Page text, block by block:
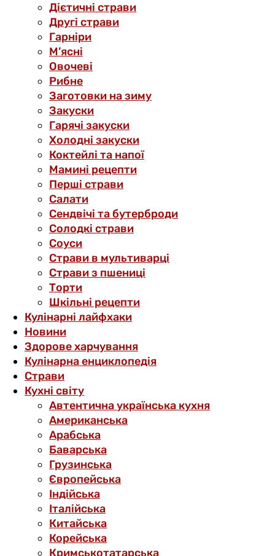
Дієтичні страви
Другі страви
Гарніри
М’ясні
Овочеві
Рибне
Заготовки на зиму
Закуски
Гарячі закуски
Холодні закуски
Коктейлі та напої
Мамині рецепти
Перші страви
Салати
Сендвічі та бутерброди
Солодкі страви
Соуси
Страви в мультиварці
Страви з пшениці
Торти
Шкільні рецепти
Кулінарні лайфхаки
Новини
Здорове харчування
Кулінарна енциклопедія
Страви
Кухні світу
Автентична українська кухня
Американська
Арабська
Баварська
Грузинська
Європейська
Індійська
Італійська
Китайська
Корейська
Кримськотатарська